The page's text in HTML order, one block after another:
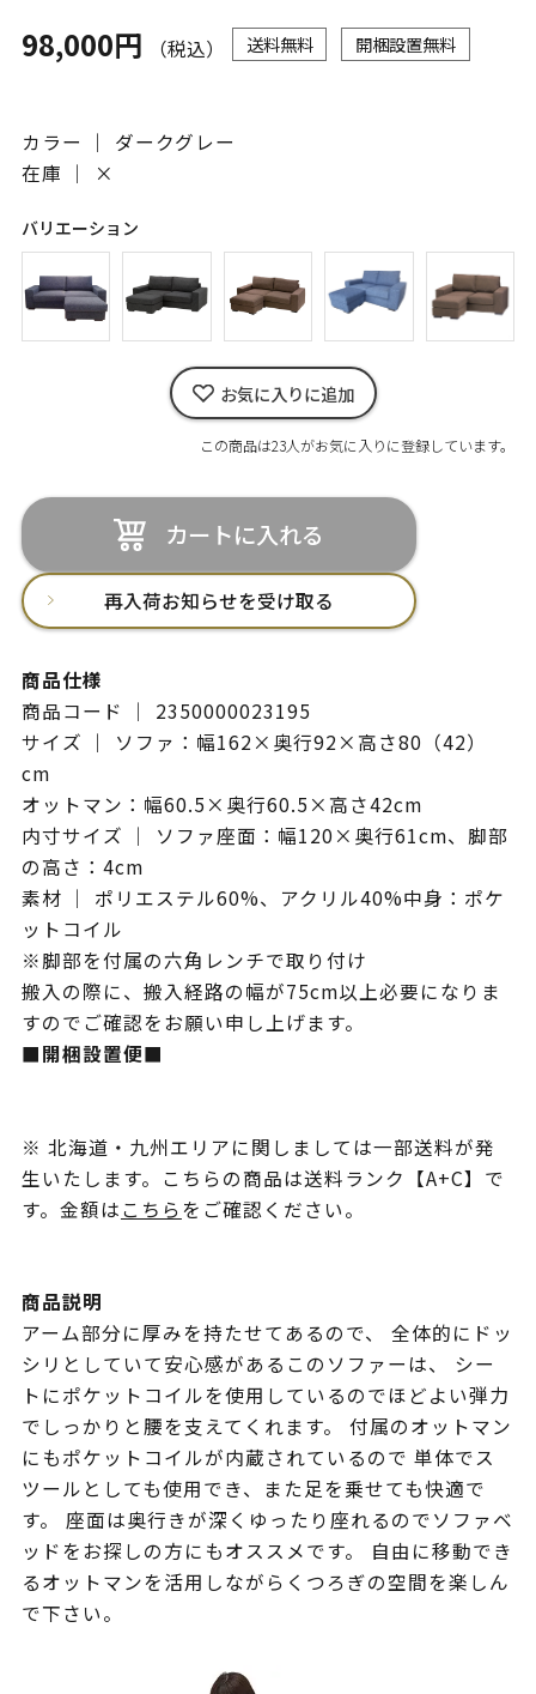
98,000円 （税込） 送料無料 開梱設置無料
カラー ｜ ダークグレー
在庫 ｜
×
バリエーション
お気に入りに追加
この商品は23人がお気に入りに登録しています。
カートに入れる
再入荷お知らせを受け取る
商品仕様
商品コード ｜ 2350000023195
サイズ ｜ ソファ：幅162×奥行92×高さ80（42）
cm
オットマン：幅60.5×奥行60.5×高さ42cm
内寸サイズ ｜ ソファ座面：幅120×奥行61cm、脚部
の高さ：4cm
素材 ｜ ポリエステル60%、アクリル40%中身：ポケ
ットコイル
※脚部を付属の六角レンチで取り付け
搬入の際に、搬入経路の幅が75cm以上必要になりま
すのでご確認をお願い申し上げます。
■開梱設置便■
※ 北海道・九州エリアに関しましては一部送料が発
生いたします。こちらの商品は送料ランク【A+C】で
す。金額はこちらをご確認ください。
商品説明
アーム部分に厚みを持たせてあるので、 全体的にドッ
シリとしていて安心感があるこのソファーは、 シー
トにポケットコイルを使用しているのでほどよい弾力
でしっかりと腰を支えてくれます。 付属のオットマン
にもポケットコイルが内蔵されているので 単体でス
ツールとしても使用でき、また足を乗せても快適で
す。 座面は奥行きが深くゆったり座れるのでソファベ
ッドをお探しの方にもオススメです。 自由に移動でき
るオットマンを活用しながらくつろぎの空間を楽しん
で下さい。